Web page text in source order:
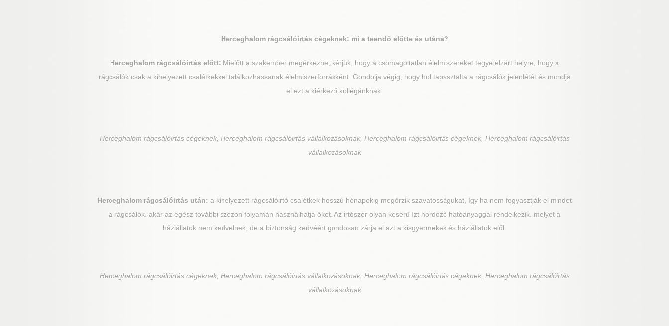
Herceghalomrágcsálóirtás cégeknek: mi a teendő előtte és utána?
Herceghalom rágcsálóirtás előtt: Mielőtt a szakember megérkezne, kérjük, hogy a csomagoltatlan élelmiszereket tegye elzárt helyre, hogy a
rágcsálók csak a kihelyezett csalétkekkel találkozhassanak élelmiszerforrásként. Gondolja végig, hogy hol tapasztalta a rágcsálók jelenlétét és mondja
el ezt a kiérkező kollégánknak.
Herceghalom rágcsálóirtás cégeknek, Herceghalom rágcsálóirtás vállalkozásoknak, Herceghalom rágcsálóirtás cégeknek, Herceghalom rágcsálóirtás
vállalkozásoknak
Herceghalom rágcsálóirtás után: a kihelyezett rágcsálóirtó csalétkek hosszú hónapokig megőrzik szavatosságukat, így ha nem fogyasztják el mindet
a rágcsálók, akár az egész további szezon folyamán használhatja őket. Az irtószer olyan keserű ízt hordozó hatóanyaggal rendelkezik, melyet a
háziállatok nem kedvelnek, de a biztonság kedvéért gondosan zárja el azt a kisgyermekek és háziállatok elől.
Herceghalom rágcsálóirtás cégeknek, Herceghalom rágcsálóirtás vállalkozásoknak, Herceghalom rágcsálóirtás cégeknek, Herceghalom rágcsálóirtás
vállalkozásoknak